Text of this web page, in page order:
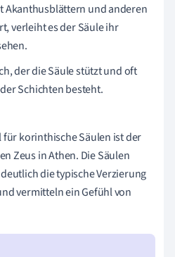
Akanthusblättern und anderen
verleiht es der Säule ihr
der die Säule stützt und oft
Schichten besteht.
für korinthische Säulen ist der
Zeus in Athen. Die Säulen
die typische Verzierung
vermitteln ein Gefühl von